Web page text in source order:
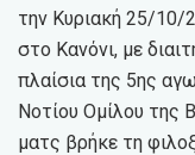
την Κυριακή 25/10/
στο Κανόνι, με
πλαίσια της 5ης
Νοτίου Ομίλου της
ματς βρήκε τη